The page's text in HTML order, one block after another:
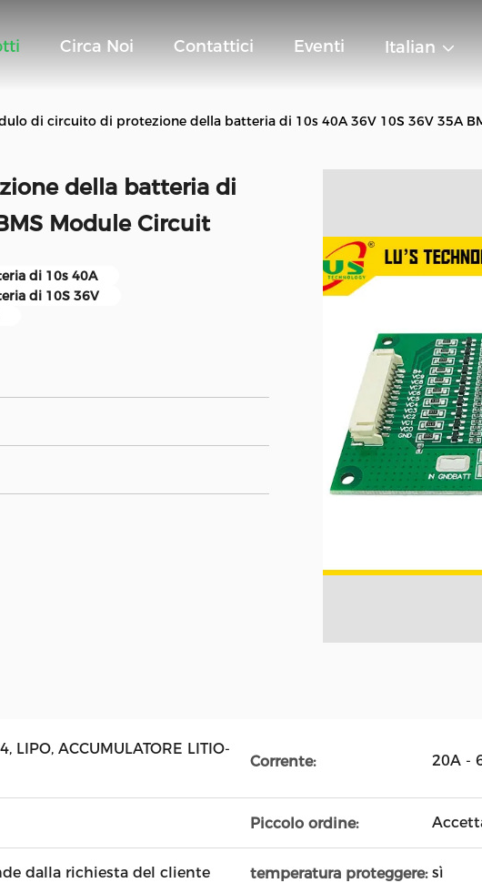
Circa Noi Contattici Eventi Italian
di circuito di protezione della batteria di 10s 40A 36V 10S 36V 35A
della batteria di
Module Circuit
di 10s 40A
di 10S 36V
LIPO, ACCUMULATORE LITIO-
Corrente: 20A -
Piccolo ordine:
dalla richiesta del cliente temperatura proteggere: sì